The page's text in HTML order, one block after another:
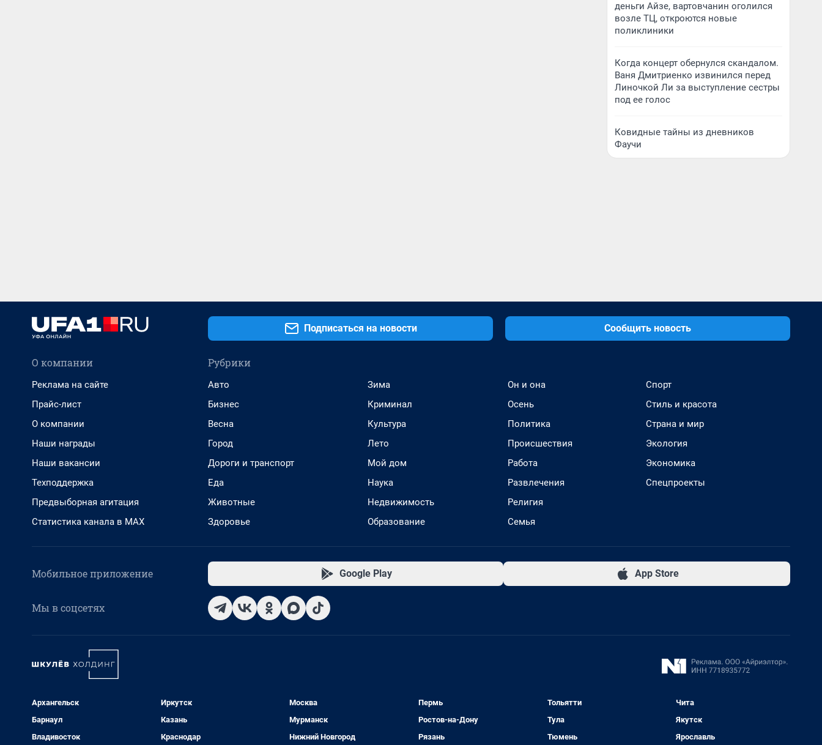
деньги Айзе, вартовчанин оголился
возле ТЦ, откроются новые
поликлиники
Когда концерт обернулся скандалом.
Ваня Дмитриенко извинился перед
Линочкой Ли за выступление сестры
под ее голос
Ковидные тайны из дневников
Фаучи
Подписаться на новости Сообщить новость
О компании
Реклама на сайте
Прайс-лист
О компании
Наши награды
Наши вакансии
Техподдержка
Предвыборная агитация
Статистика канала в MAX
Рубрики
Авто
Бизнес
Весна
Город
Дороги и транспорт
Еда
Животные
Здоровье
Зима
Криминал
Культура
Лето
Мой дом
Наука
Недвижимость
Образование
Он и она
Осень
Политика
Происшествия
Работа
Развлечения
Религия
Семья
Спорт
Стиль и красота
Страна и мир
Экология
Экономика
Спецпроекты
Мобильное приложение Google Play App Store
Мы в соцсетях
Архангельск
Барнаул
Владивосток
Иркутск
Казань
Краснодар
Москва
Мурманск
Нижний Новгород
Пермь
Ростов-на-Дону
Рязань
Тольятти
Тула
Тюмень
Чита
Якутск
Ярославль